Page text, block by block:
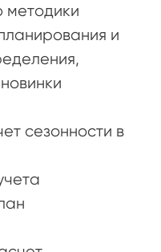
и
сезонности в